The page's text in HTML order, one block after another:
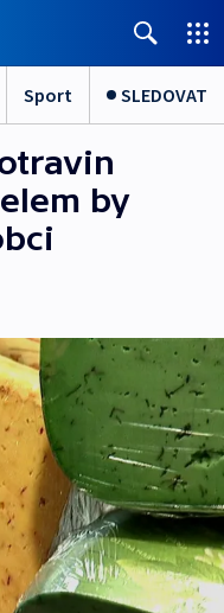
Sport SLEDOVAT
by